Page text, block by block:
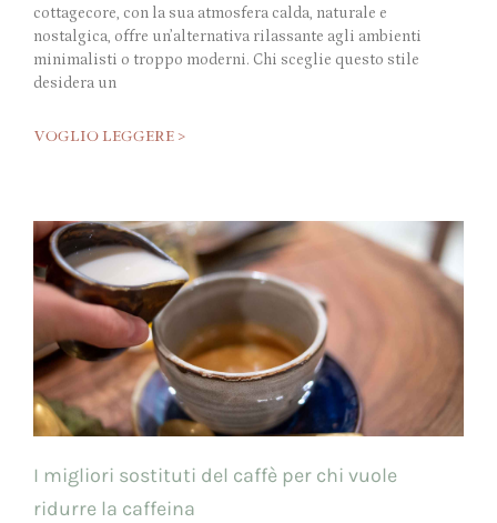
cottagecore, con la sua atmosfera calda, naturale e
nostalgica, offre un’alternativa rilassante agli ambienti
minimalisti o troppo moderni. Chi sceglie questo stile
desidera un
VOGLIO LEGGERE >
I migliori sostituti del caffè per chi vuole
ridurre la caffeina